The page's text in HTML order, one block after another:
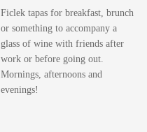
Ficlek tapas for breakfast, brunch
or something to accompany a
glass of wine with friends after
work or before going out.
Mornings, afternoons and
evenings!